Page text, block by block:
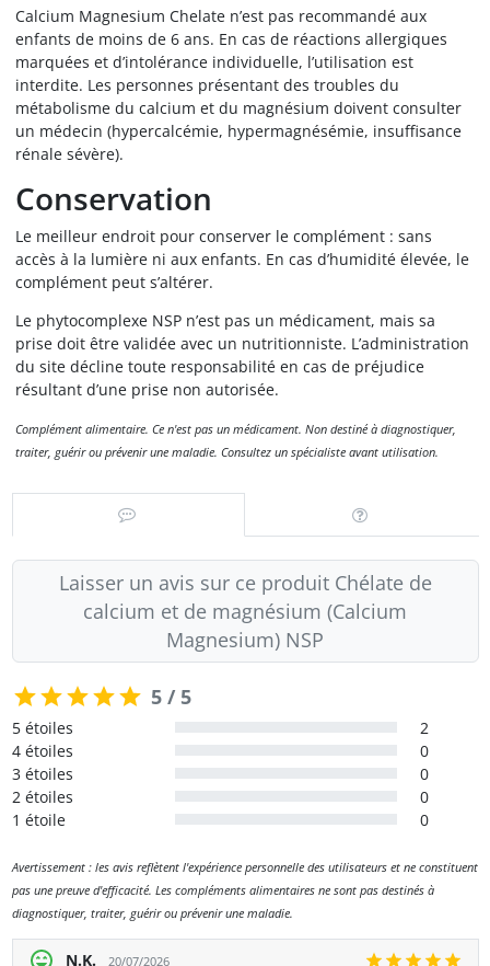
Calcium Magnesium Chelate n’est pas recommandé aux
enfants de moins de 6 ans. En cas de réactions allergiques
marquées et d’intolérance individuelle, l’utilisation est
interdite. Les personnes présentant des troubles du
métabolisme du calcium et du magnésium doivent consulter
un médecin (hypercalcémie, hypermagnésémie, insuffisance
rénale sévère).
Conservation
Le meilleur endroit pour conserver le complément : sans
accès à la lumière ni aux enfants. En cas d’humidité élevée, le
complément peut s’altérer.
Le phytocomplexe NSP n’est pas un médicament, mais sa
prise doit être validée avec un nutritionniste. L’administration
du site décline toute responsabilité en cas de préjudice
résultant d’une prise non autorisée.
Complément alimentaire. Ce n'est pas un médicament. Non destiné à diagnostiquer,
traiter, guérir ou prévenir une maladie. Consultez un spécialiste avant utilisation.
Laisser un avis sur ce produit Chélate de
calcium et de magnésium (Calcium
Magnesium) NSP
5 / 5
5 étoiles
2
4 étoiles
0
3 étoiles
0
2 étoiles
0
1 étoile
0
Avertissement : les avis reflètent l'expérience personnelle des utilisateurs et ne constituent
pas une preuve d'efficacité. Les compléments alimentaires ne sont pas destinés à
diagnostiquer, traiter, guérir ou prévenir une maladie.
N.K. 20/07/2026